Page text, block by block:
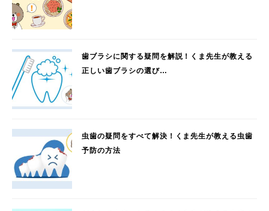
歯ブラシに関する疑問を解説！くま先生が教える
正しい歯ブラシの選び…
虫歯の疑問をすべて解決！くま先生が教える虫歯
予防の方法